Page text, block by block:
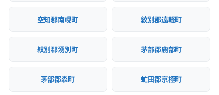
空知郡南幌町 紋別郡遠軽町
紋別郡湧別町 茅部郡鹿部町
茅部郡森町 虻田郡京極町